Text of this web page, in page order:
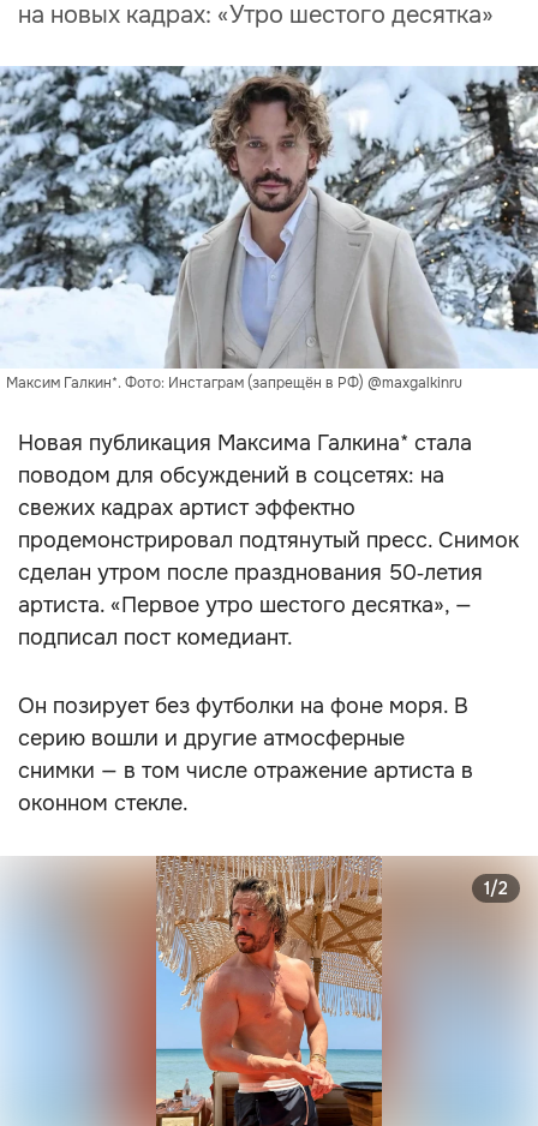
на новых кадрах: «Утро шестого десятка»
Максим Галкин*. Фото: Инстаграм (запрещён в РФ) @maxgalkinru
Новая публикация Максима Галкина* стала
поводом для обсуждений в соцсетях: на
свежих кадрах артист эффектно
продемонстрировал подтянутый пресс. Снимок
сделан утром после празднования 50‑летия
артиста. «Первое утро шестого десятка», —
подписал пост комедиант.
Он позирует без футболки на фоне моря. В
серию вошли и другие атмосферные
снимки — в том числе отражение артиста в
оконном стекле.
1/2